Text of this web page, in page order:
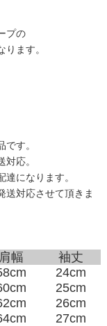
プの
ます。
す。
応。
達になります。
送対応させて頂きま
肩幅
袖丈
24cm
25cm
26cm
27cm